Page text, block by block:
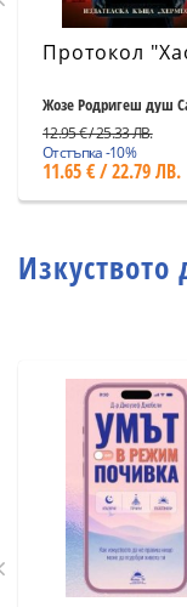
Протокол
Жозе Родригеш душ
12.95 € / 25.33 ЛВ.
Отстъпка -10%
11.65 € / 22.79 ЛВ.